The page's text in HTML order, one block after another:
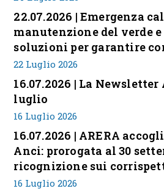
22.07.2026 | Emergenza
manutenzione del verde
soluzioni per garantire
22 Luglio 2026
16.07.2026 | La Newsletter
luglio
16 Luglio 2026
16.07.2026 | ARERA
Anci: prorogata al 30
ricognizione sui
16 Luglio 2026